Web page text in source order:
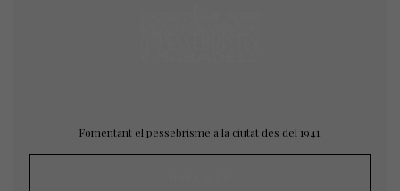
Fomentant el pessebrisme a la ciutat des del 1941.